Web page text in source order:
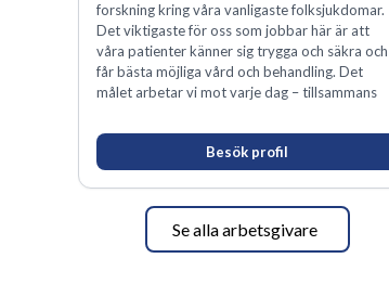
forskning kring våra vanligaste folksjukdomar.
Det viktigaste för oss som jobbar här är att
våra patienter känner sig trygga och säkra och
får bästa möjliga vård och behandling. Det
målet arbetar vi mot varje dag – tillsammans
Besök profil
Se alla arbetsgivare